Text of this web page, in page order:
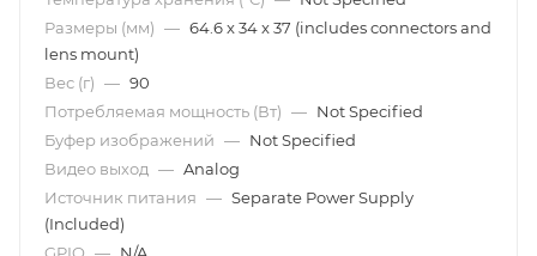
Размеры (мм) — 64.6 x 34 x 37 (includes connectors and
lens mount)
Вес (г) — 90
Потребляемая мощность (Вт) — Not Specified
Буфер изображений — Not Specified
Видео выход — Analog
Источник питания — Separate Power Supply
(Included)